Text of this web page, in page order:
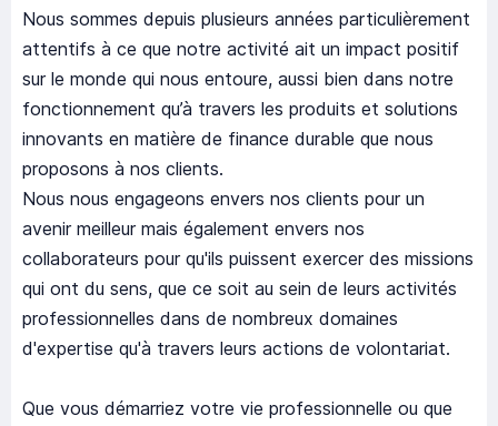
Nous sommes depuis plusieurs années particulièrement
attentifs à ce que notre activité ait un impact positif
sur le monde qui nous entoure, aussi bien dans notre
fonctionnement qu’à travers les produits et solutions
innovants en matière de finance durable que nous
proposons à nos clients.
Nous nous engageons envers nos clients pour un
avenir meilleur mais également envers nos
collaborateurs pour qu'ils puissent exercer des missions
qui ont du sens, que ce soit au sein de leurs activités
professionnelles dans de nombreux domaines
d'expertise qu'à travers leurs actions de volontariat.
Que vous démarriez votre vie professionnelle ou que